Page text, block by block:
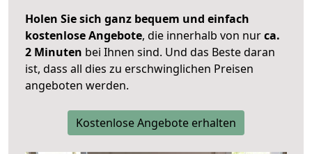
Holen Sie sich ganz bequem und einfach
kostenlose Angebote, die innerhalb von nurca.
2 Minuten bei Ihnen sind. Und das Beste daran
ist, dass all dies zu erschwinglichen Preisen
angeboten werden.
Kostenlose Angebote erhalten